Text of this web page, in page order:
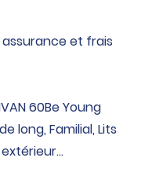
et frais
60Be Young
long, Familial, Lits